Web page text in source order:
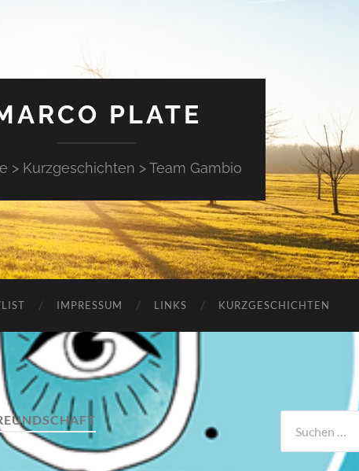
PLATE
> Kurzgeschichten > Team Gambio
IMPRESSUM LINKS KURZGESCHICHTEN
nach: